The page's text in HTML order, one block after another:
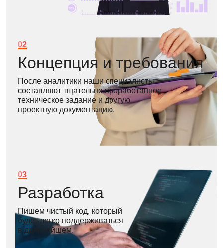
02
Концепция и требования
После аналитики наши специалисты
составляют тщательно проработанное
техническое задание и другую
проектную документацию.
03
Разработка
Пишем чистый код, который
будет легко поддерживаться
в дальнейшем.